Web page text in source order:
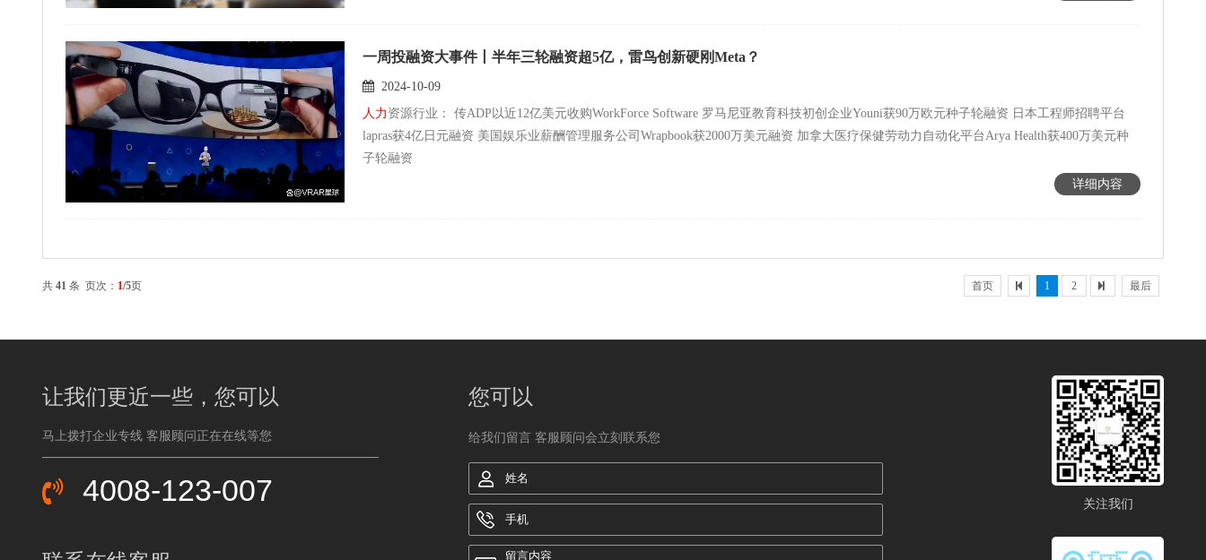
一周投融资大事件丨半年三轮融资超5亿，雷鸟创新硬刚Meta？
2024-10-09
人力 资源行业： 传ADP以近12亿美元收购WorkForce Software 罗马尼亚教育科技初创企业Youni获90万欧元种子轮融资 日本工程师招聘平台
lapras获4亿日元融资 美国娱乐业薪酬管理服务公司Wrapbook获2000万美元融资 加拿大医疗保健劳动力自动化平台Arya Health获400万美元种
子轮融资
详细内容
共 41 条 页次： 1/5页 首页 1 2 最后
让我们更近一些，您可以
马上拨打企业专线 客服顾问正在在线等您
4008-123-007
您可以
给我们留言 客服顾问会立刻联系您
关注我们